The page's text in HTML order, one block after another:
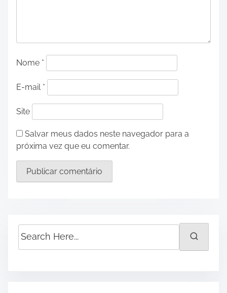
Nome *
E-mail *
Site
Salvar meus dados neste navegador para a
próxima vez que eu comentar.
e